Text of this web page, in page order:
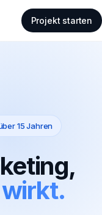
Projekt starten
15 Jahren